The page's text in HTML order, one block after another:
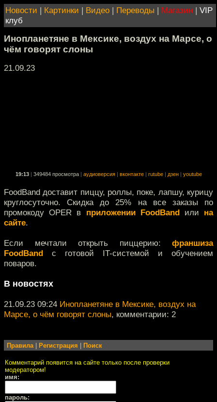
Новости | Картинки | Видео | Переводы | Магазин | VIP
клуб
Инопланетяне в Мексике, воздух на Марсе, о
чём говорят слоны
21.09.23
19:13 349484 просмотра аудиоверсия вконтакте rutube дзен youtube
FoodBand доставит пиццу, роллы, поке, лапшу, курицу
круглосуточно. Скидка до 25% на все заказы по
промокоду OPER в приложении FoodBandили на
сайте.
Если мечтали открыть пиццерию: франшиза
FoodBand с готовой IT-системой и обучением
поваров.
В новостях
21.09.23 09:24 Инопланетяне в Мексике, воздух на
Марсе, о чём говорят слоны, комментарии: 2
Правила| Регистрация Поиск
Комментарий появится на сайте только после проверки
модератором!
имя:
пароль: